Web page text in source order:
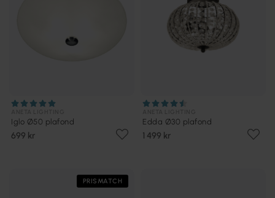
Iglo Ø50 plafond
699 kr
Edda Ø30 plafond
1 499 kr
PRISMATCH